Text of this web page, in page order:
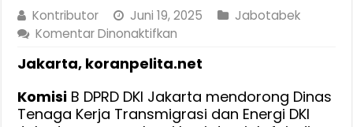
Kontributor Juni 19, 2025
Jabotabek
Komentar Dinonaktifkan
Job
dengan
Pusat
Jakarta, koranpelita.net
Komisi B DPRD DKI Jakarta mendorong Dinas
Tenaga Kerja Transmigrasi dan Energi DKI